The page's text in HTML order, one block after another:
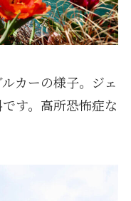
カーの様子。ジェ
す。高所恐怖症な